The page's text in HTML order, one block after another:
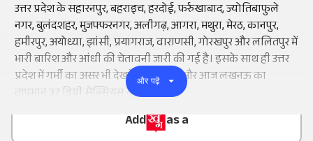
Add
as a
उत्तर प्रदेश के सहारनपुर, बहराइच, हरदोई, फर्रुखाबाद, ज्योतिबाफुले
नगर, बुलंदशहर, मुजफ्फरनगर, अलीगढ़, आगरा, मथुरा, मेरठ, कानपुर,
हमीरपुर, अयोध्या, झांसी, प्रयागराज, वाराणसी, गोरखपुर और ललितपुर में
भारी बारिश और आंधी की चेतावनी जारी की गई है। इसके साथ ही उत्तर
प्रदेश में गर्मी का असर भी देखने को मिलेगा और आज लखनऊ का
तापमान 37 डिग्री सेल्सियस रह सकता है।
और पढ़ें